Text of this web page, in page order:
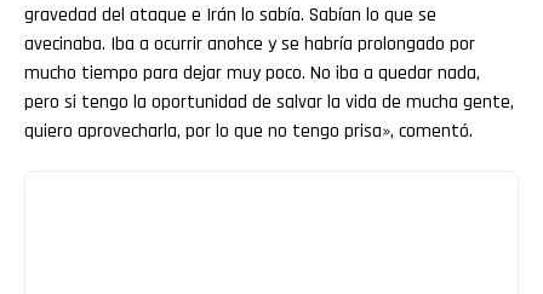
gravedad del ataque e Irán lo sabía. Sabían lo que se
avecinaba. Iba a ocurrir anohce y se habría prolongado por
mucho tiempo para dejar muy poco. No iba a quedar nada,
pero si tengo la oportunidad de salvar la vida de mucha gente,
quiero aprovecharla, por lo que no tengo prisa», comentó.